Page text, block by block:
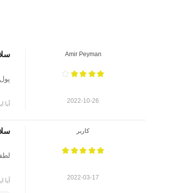
Amir Peyman
2022-10-26
کاربر
2022-03-17
سلام گفتید
آیا